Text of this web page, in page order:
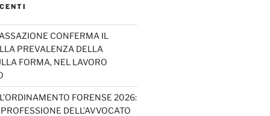
CONFERMA IL
PREVALENZA DELLA
FORMA, NEL LAVORO
FORENSE 2026:
DELL’AVVOCATO